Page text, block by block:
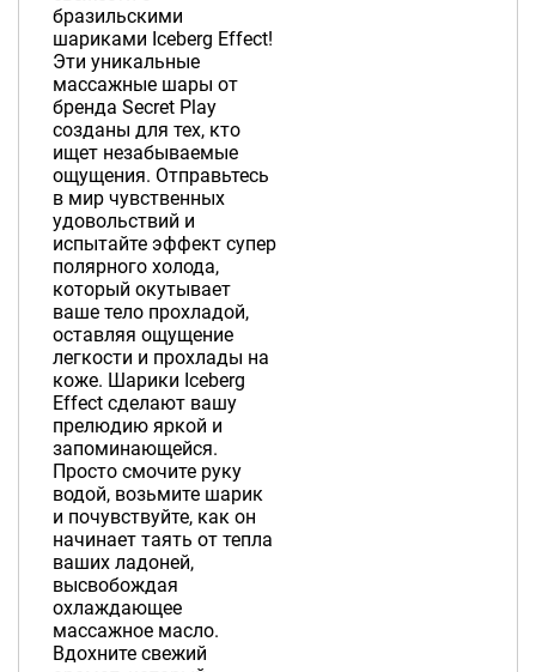
бразильскими
шариками Iceberg Effect!
Эти уникальные
массажные шары от
бренда Secret Play
созданы для тех, кто
ищет незабываемые
ощущения. Отправьтесь
в мир чувственных
удовольствий и
испытайте эффект супер
полярного холода,
который окутывает
ваше тело прохладой,
оставляя ощущение
легкости и прохлады на
коже. Шарики Iceberg
Effect сделают вашу
прелюдию яркой и
запоминающейся.
Просто смочите руку
водой, возьмите шарик
и почувствуйте, как он
начинает таять от тепла
ваших ладоней,
высвобождая
охлаждающее
массажное масло.
Вдохните свежий